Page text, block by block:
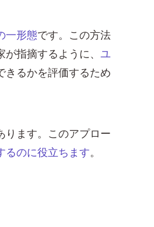
一形態です。この方法
指摘するように、 ユ
きるかを評価するため
ります。このアプロー
るのに役立ちます。